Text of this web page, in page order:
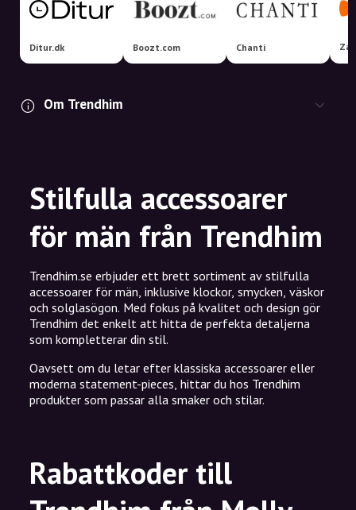
Ditur.dk Boozt.com Chanti
Om Trendhim
Stilfulla accessoarer
för män från Trendhim
Trendhim.se erbjuder ett brett sortiment av stilfulla
accessoarer för män, inklusive klockor, smycken, väskor
och solglasögon. Med fokus på kvalitet och design gör
Trendhim det enkelt att hitta de perfekta detaljerna
som kompletterar din stil.
Oavsett om du letar efter klassiska accessoarer eller
moderna statement-pieces, hittar du hos Trendhim
produkter som passar alla smaker och stilar.
Rabattkoder till